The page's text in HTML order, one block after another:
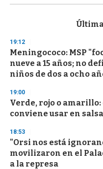
s
d
s
o
f
3
s
e
c
o
d
s
19:12
Meningococo: MSP
nueve a 15 años; no
niños de dos a ocho
19:00
Verde, rojo o
conviene usar en
18:53
"Orsi nos está
movilizaron en el
a la represa